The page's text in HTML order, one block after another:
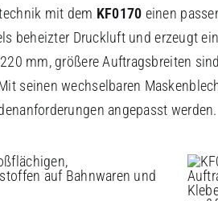
mit dem KF0170 einen
beheizter Druckluft und erzeugt
mm, größere Auftragsbreiten
seinen wechselbaren
angepasst werden.